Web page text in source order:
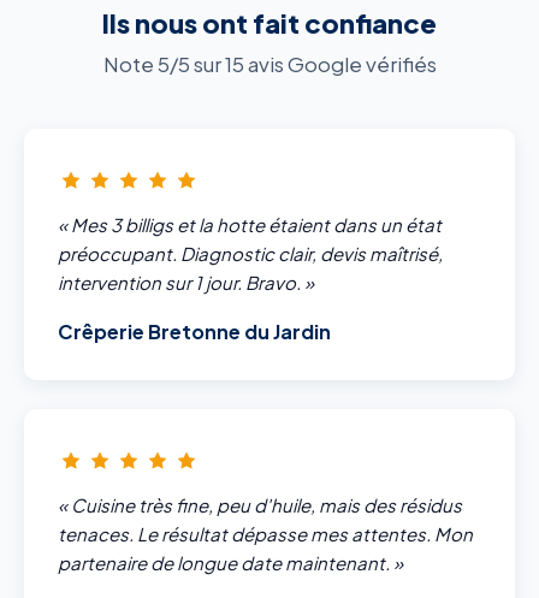
Ils nous ont fait confiance
Note 5/5 sur 15 avis Google vérifiés
« Mes 3 billigs et la hotte étaient dans un état
préoccupant. Diagnostic clair, devis maîtrisé,
intervention sur 1 jour. Bravo. »
Crêperie Bretonne du Jardin
« Cuisine très fine, peu d'huile, mais des résidus
tenaces. Le résultat dépasse mes attentes. Mon
partenaire de longue date maintenant. »